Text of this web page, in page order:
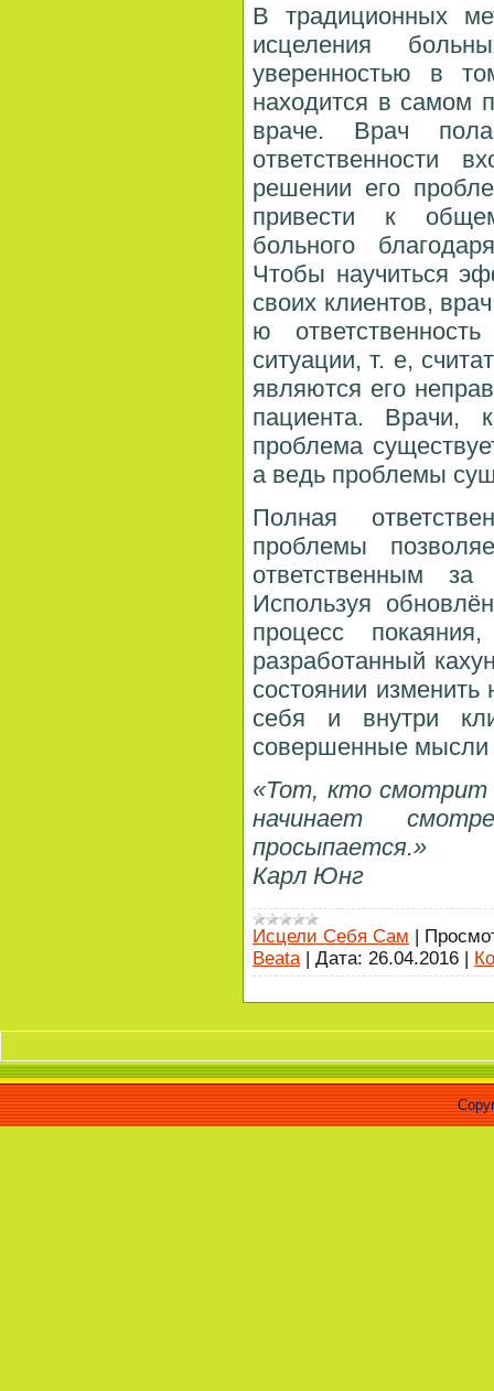
В традиционных
исцеления
уверенностью в
находится в самом
враче. Врач
ответственности
решении его
привести к
больного
Чтобы научиться
своих клиентов,
ю
ситуации, т. е,
являются его
пациента. Врачи,
проблема
а ведь проблемы
Полная
проблемы
ответственным
Используя
процесс
разработанный
состоянии
себя и внутри
совершенные
«Тот, кто смотрит
начинает
просыпается.»
Карл Юнг
Исцели Себя Сам |
Beata | Дата: 26.04.2016 |